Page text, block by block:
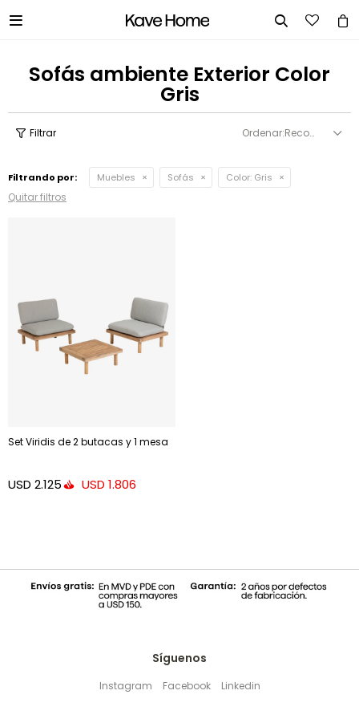
 
Sofás ambiente Exterior Color
Gris
Recomendados
Filtrando por: Muebles Sofás Color: Gris
Quitar filtros
Set Viridis de 2 butacas y 1 mesa
USD 2.125 USD 1.806
Síguenos
Instagram Facebook Linkedin